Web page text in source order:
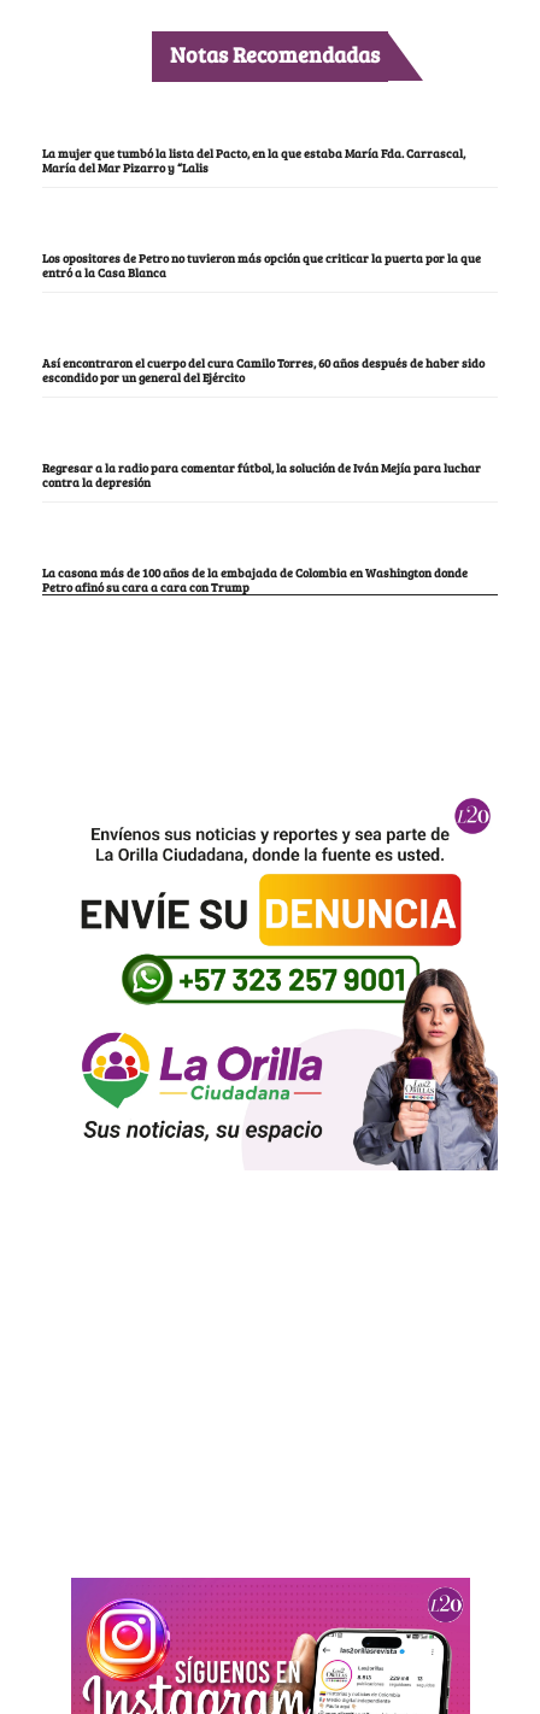
Notas Recomendadas
La mujer que tumbó la lista del Pacto, en la que estaba María Fda. Carrascal,
María del Mar Pizarro y “Lalis
Los opositores de Petro no tuvieron más opción que criticar la puerta por la que
entró a la Casa Blanca
Así encontraron el cuerpo del cura Camilo Torres, 60 años después de haber sido
escondido por un general del Ejército
Regresar a la radio para comentar fútbol, la solución de Iván Mejía para luchar
contra la depresión
La casona más de 100 años de la embajada de Colombia en Washington donde
Petro afinó su cara a cara con Trump